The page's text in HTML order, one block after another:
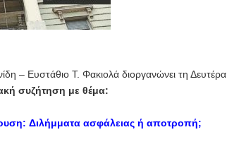
– Ευστάθιο Τ. Φακιολά διοργανώνει τη Δευτέρα,
συζήτηση με θέμα:
Διλήμματα ασφάλειας ή αποτροπή;